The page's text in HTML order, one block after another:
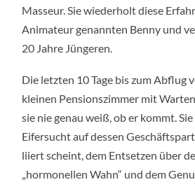
Masseur. Sie wiederholt diese
Animateur genannten Benny und
20 Jahre Jüngeren.
Die letzten 10 Tage bis zum Abflug
kleinen Pensionszimmer mit
sie nie genau weiß, ob er kommt.
Eifersucht auf dessen
liiert scheint, dem Entsetzen über
„hormonellen Wahn“ und dem